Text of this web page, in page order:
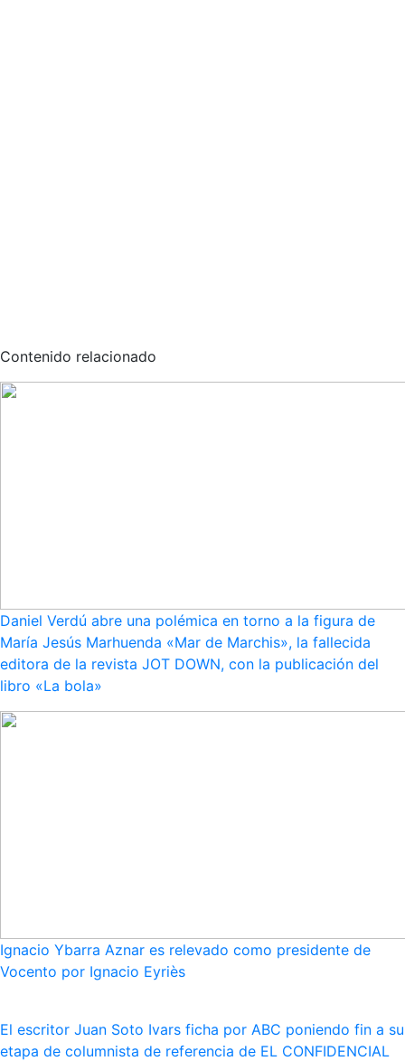
Contenido relacionado
Daniel Verdú abre una polémica en torno a la figura de
María Jesús Marhuenda «Mar de Marchis», la fallecida
editora de la revista JOT DOWN, con la publicación del
libro «La bola»
Ignacio Ybarra Aznar es relevado como presidente de
Vocento por Ignacio Eyriès
El escritor Juan Soto Ivars ficha por ABC poniendo fin a su
etapa de columnista de referencia de EL CONFIDENCIAL